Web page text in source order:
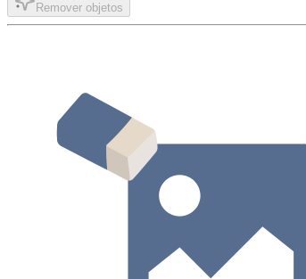
Remover objetos